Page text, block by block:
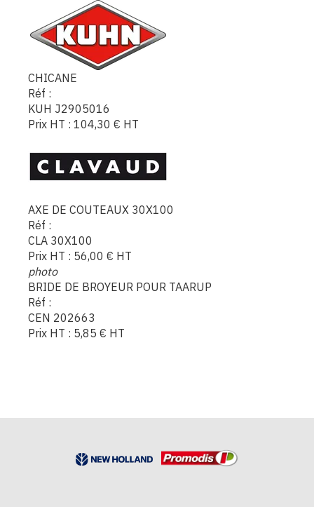
CHICANE
Réf :
KUH J2905016
Prix HT : 104,30 € HT
AXE DE COUTEAUX 30X100
Réf :
CLA 30X100
Prix HT : 56,00 € HT
photo
BRIDE DE BROYEUR POUR TAARUP
Réf :
CEN 202663
Prix HT : 5,85 € HT